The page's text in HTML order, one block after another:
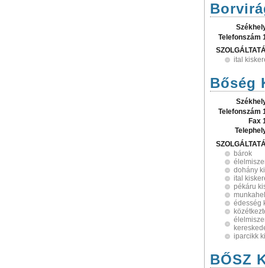
Telefonszám
ital
Bőség
Telefonszám
Fax
bárok
dohány
ital
pékáru
édesség
iparcikk
BŐSZ